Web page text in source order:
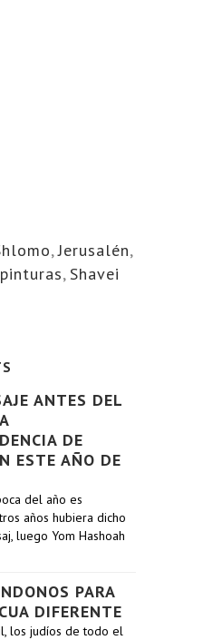
,Jerusalén,
pinturas, Shavei
ANTES DEL
DE
ESTE AÑO DE
del año es
años hubiera dicho
luego Yom Hashoah
PARA
DIFERENTE
los judíos de todo el